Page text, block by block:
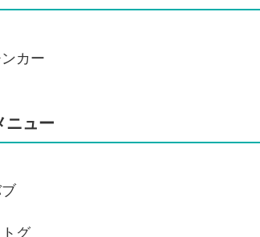
カー
ニュー
グ